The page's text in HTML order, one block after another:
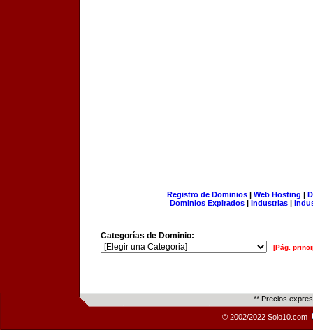
Registro de Dominios| Web Hosting |
Dominios Expirados | Industrias |
Categorías de Dominio:
[Pág.
** Precios
© 2002/2022 Solo10.com